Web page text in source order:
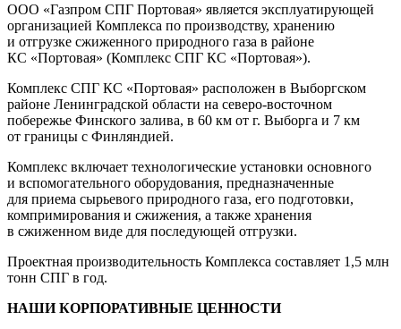
ООО «Газпром СПГ Портовая» является эксплуатирующей
организацией Комплекса по производству, хранению
и отгрузке сжиженного природного газа в районе
КС «Портовая» (Комплекс СПГ КС «Портовая»).
Комплекс СПГ КС «Портовая» расположен в Выборгском
районе Ленинградской области на северо-восточном
побережье Финского залива, в 60 км от г. Выборга и 7 км
от границы с Финляндией.
Комплекс включает технологические установки основного
и вспомогательного оборудования, предназначенные
для приема сырьевого природного газа, его подготовки,
компримирования и сжижения, а также хранения
в сжиженном виде для последующей отгрузки.
Проектная производительность Комплекса составляет 1,5 млн
тонн СПГ в год.
НАШИ КОРПОРАТИВНЫЕ ЦЕННОСТИ